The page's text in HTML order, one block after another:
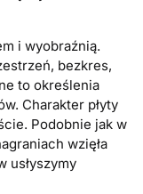
i wyobraźnią.
bezkres,
to określenia
Charakter płyty
Podobnie jak w
wzięła
usłyszymy